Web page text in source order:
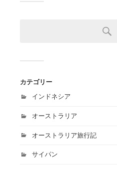
カテゴリー
インドネシア
オーストラリア
オーストラリア旅行記
サイパン